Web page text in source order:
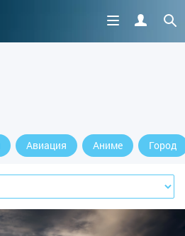
Авиация Аниме Город